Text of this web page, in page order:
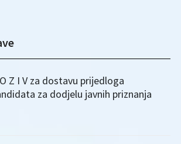
Z I V za dostavu prijedloga
za dodjelu javnih priznanja